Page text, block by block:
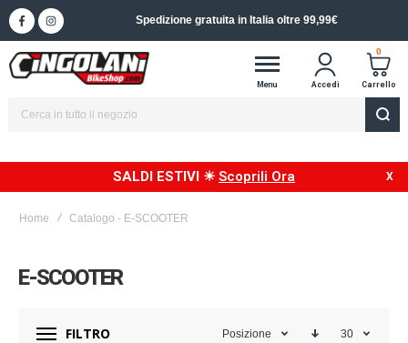
Spedizione in 24/48h in Italia
Menu Accedi
0
Carrello
SALDI ESTIVI ☀ Scoprili Ora
Home Catalogo - E-SCOOTER
E-SCOOTER
FILTRO Posizione 30